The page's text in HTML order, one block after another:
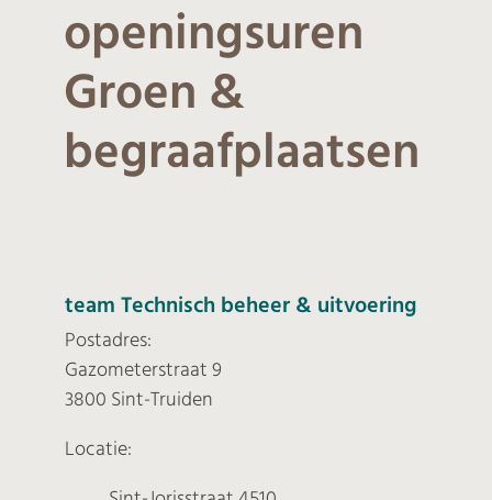
openingsuren
Groen &
begraafplaatsen
Contact
team Technisch beheer & uitvoering
Postadres:
Gazometerstraat 9
3800 Sint-Truiden
Locatie: